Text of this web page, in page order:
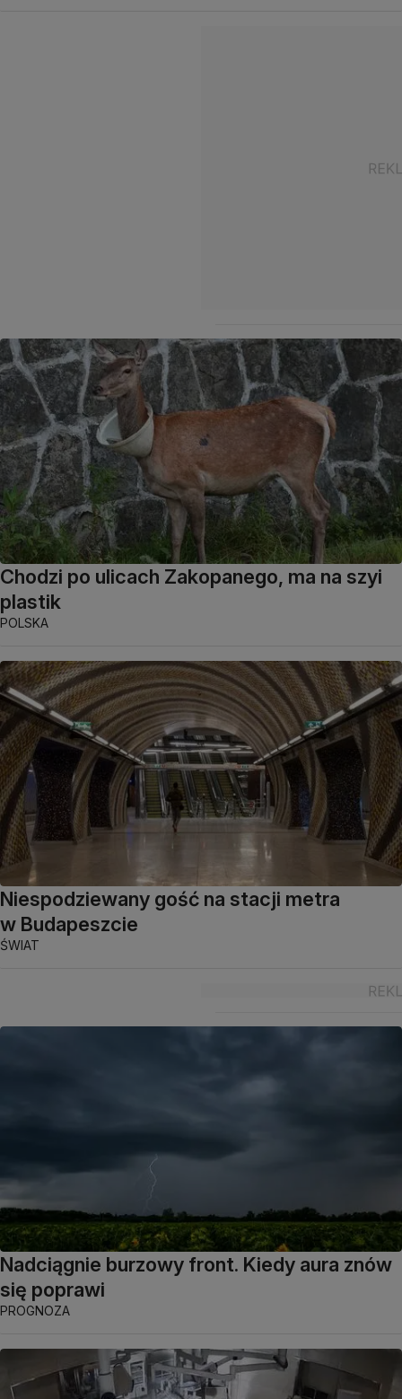
Chodzi po ulicach Zakopanego, ma na szyi
plastik
POLSKA
Niespodziewany gość na stacji metra
w Budapeszcie
ŚWIAT
Nadciągnie burzowy front. Kiedy aura znów
się poprawi
PROGNOZA